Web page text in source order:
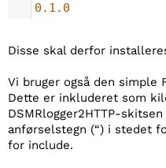
0.1.0
Disse skal derfor
Vi bruger også den simple
Dette er inkluderet som
DSMRlogger2HTTP-
anførselstegn (“) i stedet
for include.